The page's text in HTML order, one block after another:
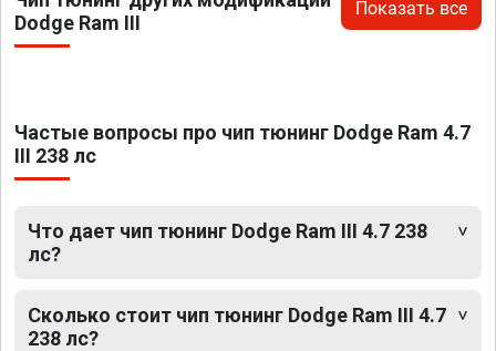
Dodge Ram III
Показать все
Частые вопросы про чип тюнинг Dodge Ram 4.7
III 238 лс
Что дает чип тюнинг Dodge Ram III 4.7 238
лс?
Сколько стоит чип тюнинг Dodge Ram III 4.7
238 лс?